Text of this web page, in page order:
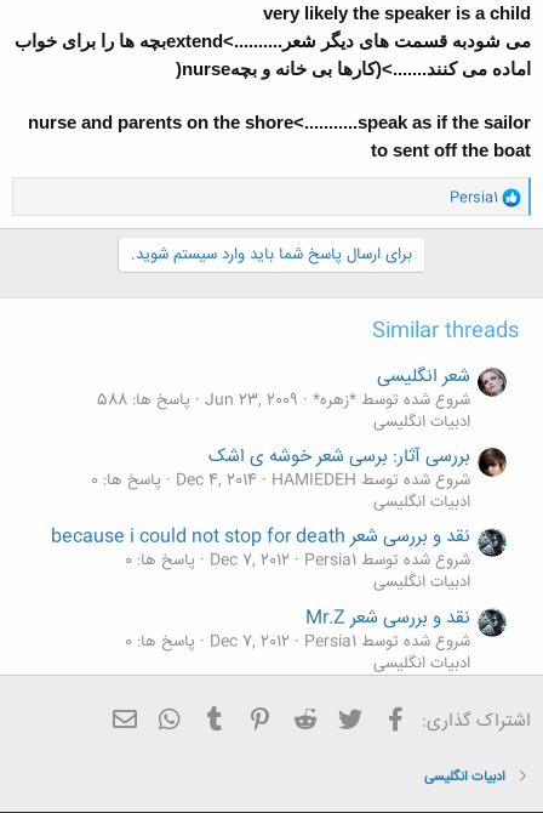
very likely the speaker is a child
می شودبه قسمت های دیگر شعر ..........>extend
بچه ها را برای خواب
اماده می کنند.......>(کارها بی خانه و بچهnurse(
nurse and parents on the shore<...........speak as if the sailor
to sent off the boat
و
ا
ک
:
Persia1
برای ارسال پاسخ شما باید وارد سیستم شوید.
Similar threads
شعر انگلیسی
شروع شده توسط *زهره* Jun 23, 2009 پاسخ ها: 588
ادبیات انگلیسی
بررسی آثار: برسی شعر خوشه ی اشک
شروع شده توسط HAMIEDEH Dec 4, 2014
پاسخ ها: 0
ادبیات انگلیسی
نقد و بررسی شعر because i could not stop for death
شروع شده توسط Persia1 Dec 7, 2012
پاسخ ها: 0
ادبیات انگلیسی
نقد و بررسی شعر Mr.Z
شروع شده توسط Persia1 Dec 7, 2012
پاسخ ها: 0
ادبیات انگلیسی
نقد و بررسی شعر Dover beach
شروع شده توسط Persia1 Dec 7, 2012
پاسخ ها: 0
اشتراک گذاری: فیسبوک تویتر Reddit
Pinterest
Tumblr
WhatsApp
ادبیات انگلیسی